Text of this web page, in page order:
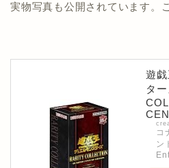
実物写真も公開されています。
遊
タ
コ
ン